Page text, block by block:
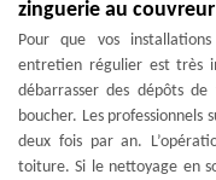
zinguerie au
Pour que vos
entretien régulier est très
débarrasser des dépôts
boucher. Les professionnels
deux fois par an.
toiture. Si le nettoyage en